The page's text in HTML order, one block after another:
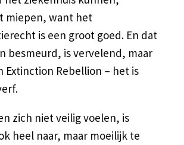
miepen, want het
is een groot goed. En dat
besmeurd, is vervelend, maar
Extinction Rebellion – het is
zich niet veilig voelen, is
heel naar, maar moeilijk te